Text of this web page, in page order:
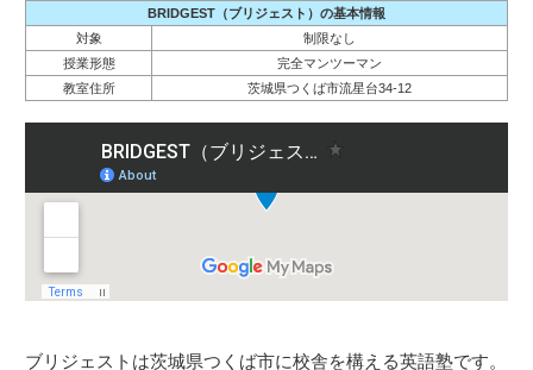
BRIDGEST（ブリジェスト）の基本情報
対象
制限なし
授業形態
完全マンツーマン
教室住所
茨城県つくば市流星台34-12
ブリジェストは茨城県つくば市に校舎を構える英語塾です。